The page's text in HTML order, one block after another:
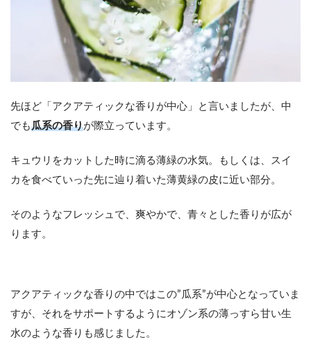
先ほど「アクアティックな香りが中心」と言いましたが、中
でも瓜系の香りが際立っています。
キュウリをカットした時に滴る薄緑の水気。もしくは、スイ
カを食べていった先に辿り着いた薄黄緑の皮に近い部分。
そのようなフレッシュで、爽やかで、青々とした香りが広が
ります。
アクアティックな香りの中ではこの”瓜系”が中心となっていま
すが、それをサポートするようにオゾン系の薄っすら甘い生
水のような香りも感じました。